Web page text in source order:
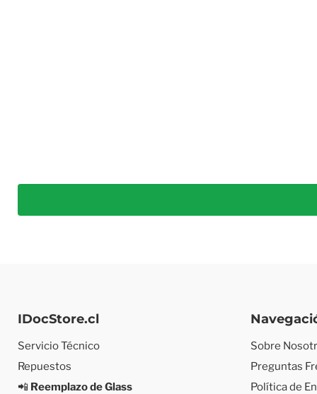
IDocStore.cl
Servicio Técnico
Repuestos
📲 Reemplazo de Glass
Sobre
Preguntas
Política de